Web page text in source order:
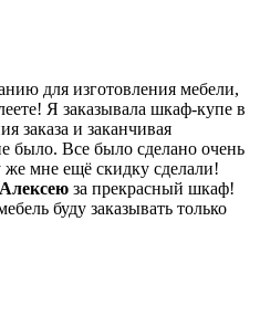
для изготовления мебели,
Я заказывала шкаф-купе в
заказа и заканчивая
было. Все было сделано очень
мне ещё скидку сделали!
Алексею за прекрасный шкаф!
буду заказывать только